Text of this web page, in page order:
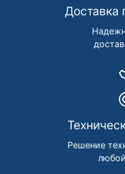
Доставка
Решение